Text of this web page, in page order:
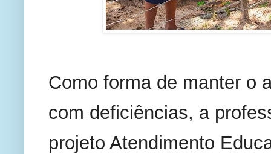
Como forma de manter o
com deficiências, a
projeto Atendimento